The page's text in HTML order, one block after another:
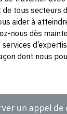
tous secteurs
aider à
nous dès
dont nous
un appel de